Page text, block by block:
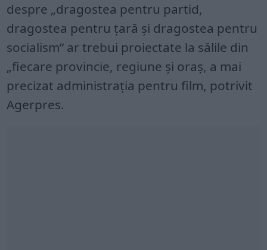
despre „dragostea pentru partid,
dragostea pentru ţară şi dragostea pentru
socialism” ar trebui proiectate la sălile din
„fiecare provincie, regiune şi oraş, a mai
precizat administraţia pentru film, potrivit
Agerpres.